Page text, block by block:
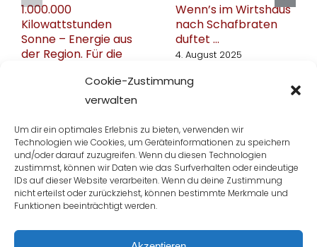
Cookie-Zustimmung
verwalten
Um dir ein optimales Erlebnis zu bieten, verwenden wir
Technologien wie Cookies, um Geräteinformationen zu speichern
und/oder darauf zuzugreifen. Wenn du diesen Technologien
zustimmst, können wir Daten wie das Surfverhalten oder eindeutige
IDs auf dieser Website verarbeiten. Wenn du deine Zustimmung
nicht erteilst oder zurückziehst, können bestimmte Merkmale und
Funktionen beeinträchtigt werden.
1.000.000
Kilowattstunden
Sonne – Energie aus
der Region. Für die
13. August 2025
Wenn’s im Wirtshaus
nach Schafbraten
duftet …
4. August 2025